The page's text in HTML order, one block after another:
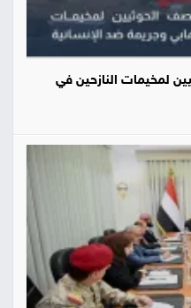
لمخيمات النازحين في